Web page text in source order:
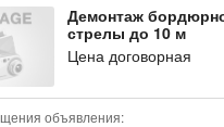
Демонтаж
стрелы до 10 м
Цена договорная
объявления: